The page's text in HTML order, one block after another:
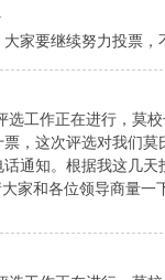
家要继续努力投票，
选工作正在进行，莫
，这次评选对我们
通知。根据我这几
家和各位领导商量一